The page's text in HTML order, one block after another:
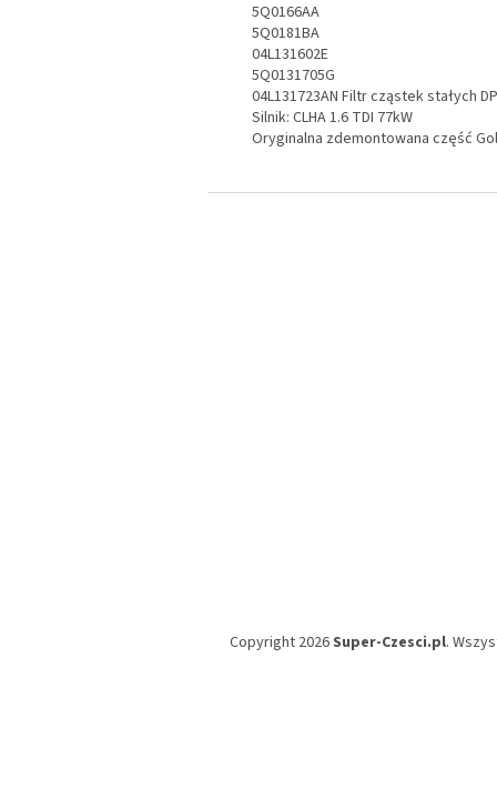
5Q0166AA
5Q0181BA
04L131602E
5Q0131705G
04L131723AN Filtr cząstek stałych
Silnik: CLHA 1.6 TDI 77kW
Oryginalna zdemontowana część
Copyright 2026Super-Czesci.pl.